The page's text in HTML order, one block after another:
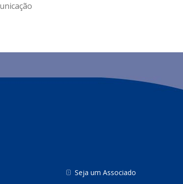
Seja um Associado